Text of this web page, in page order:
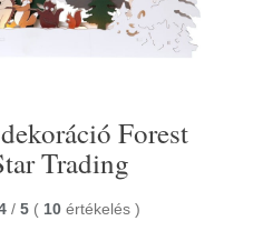
Forest
Trading
/ 5 ( 10 értékelés )